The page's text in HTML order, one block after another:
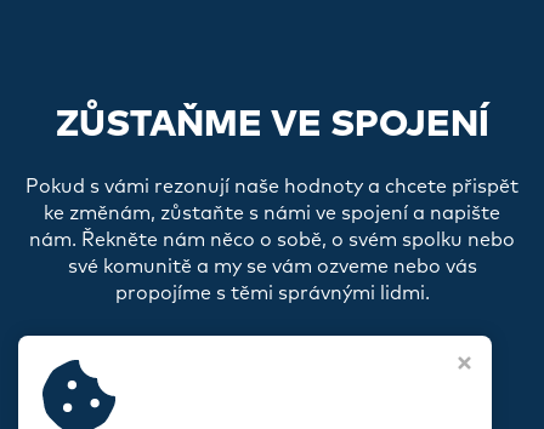
ZŮSTAŇME VE SPOJENÍ
Pokud s vámi rezonují naše hodnoty a chcete přispět
ke změnám, zůstaňte s námi ve spojení a napište
nám. Řekněte nám něco o sobě, o svém spolku nebo
své komunitě a my se vám ozveme nebo vás
propojíme s těmi správnými lidmi.